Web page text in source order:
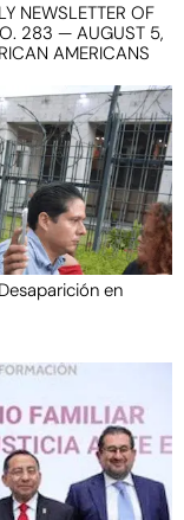
NEWSLETTER OF
283 — AUGUST 5,
AMERICANS
en